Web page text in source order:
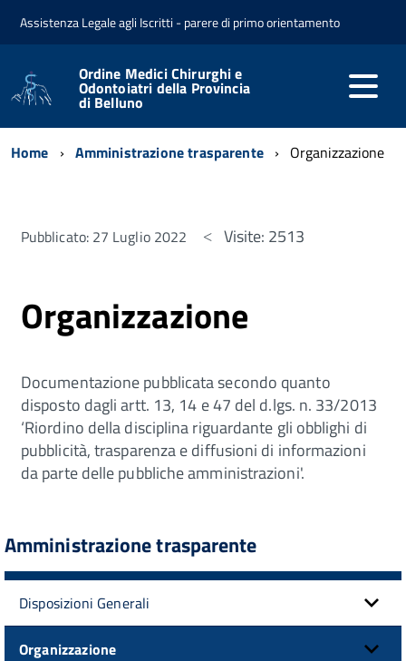
Assistenza Legale agli Iscritti - parere di primo orientamento
Ordine Medici Chirurghi e
Odontoiatri della Provincia
di Belluno
Home Amministrazione trasparente Organizzazione
Pubblicato: 27 Luglio 2022 Visite: 2513
Organizzazione
Documentazione pubblicata secondo quanto
disposto dagli artt. 13, 14 e 47 del d.lgs. n. 33/2013
‘Riordino della disciplina riguardante gli obblighi di
pubblicità, trasparenza e diffusioni di informazioni
da parte delle pubbliche amministrazioni'.
Amministrazione trasparente
Disposizioni Generali
Organizzazione